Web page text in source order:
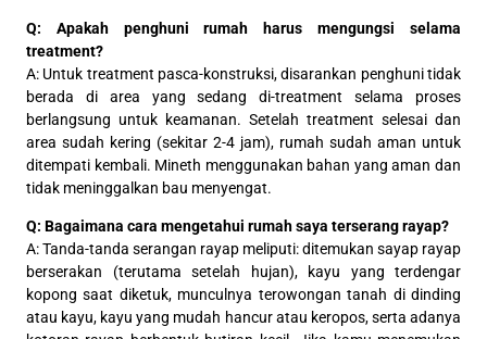
Q: Apakah penghuni rumah harus mengungsi selama
treatment?
A: Untuk treatment pasca-konstruksi, disarankan penghuni tidak
berada di area yang sedang di-treatment selama proses
berlangsung untuk keamanan. Setelah treatment selesai dan
area sudah kering (sekitar 2-4 jam), rumah sudah aman untuk
ditempati kembali. Mineth menggunakan bahan yang aman dan
tidak meninggalkan bau menyengat.
Q: Bagaimana cara mengetahui rumah saya terserang rayap?
A: Tanda-tanda serangan rayap meliputi: ditemukan sayap rayap
berserakan (terutama setelah hujan), kayu yang terdengar
kopong saat diketuk, munculnya terowongan tanah di dinding
atau kayu, kayu yang mudah hancur atau keropos, serta adanya